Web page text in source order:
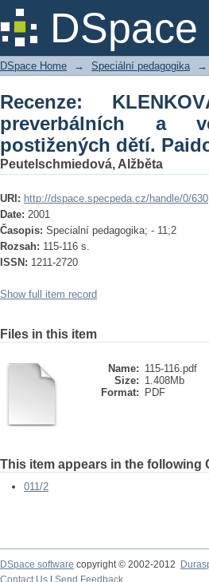
Recenze:
schopností vývojově
DSpace Home → Speciální pedagogika →
Recenze:
preverbálních a
postižených dětí.
Peutelschmiedová, Alžběta
URI: http://dspace.specpeda.cz/handle/0/630
Date: 2001
Časopis: Specialní pedagogika; - 11;2
Rozsah: 115-116 s.
ISSN: 1211-2720
Show full item record
Files in this item
Name: 115-116.pdf
Size: 1.408Mb
Format:
PDF
This item appears in the following
011/2
DSpace software copyright © 2002-2012
Contact Us
Send Feedback